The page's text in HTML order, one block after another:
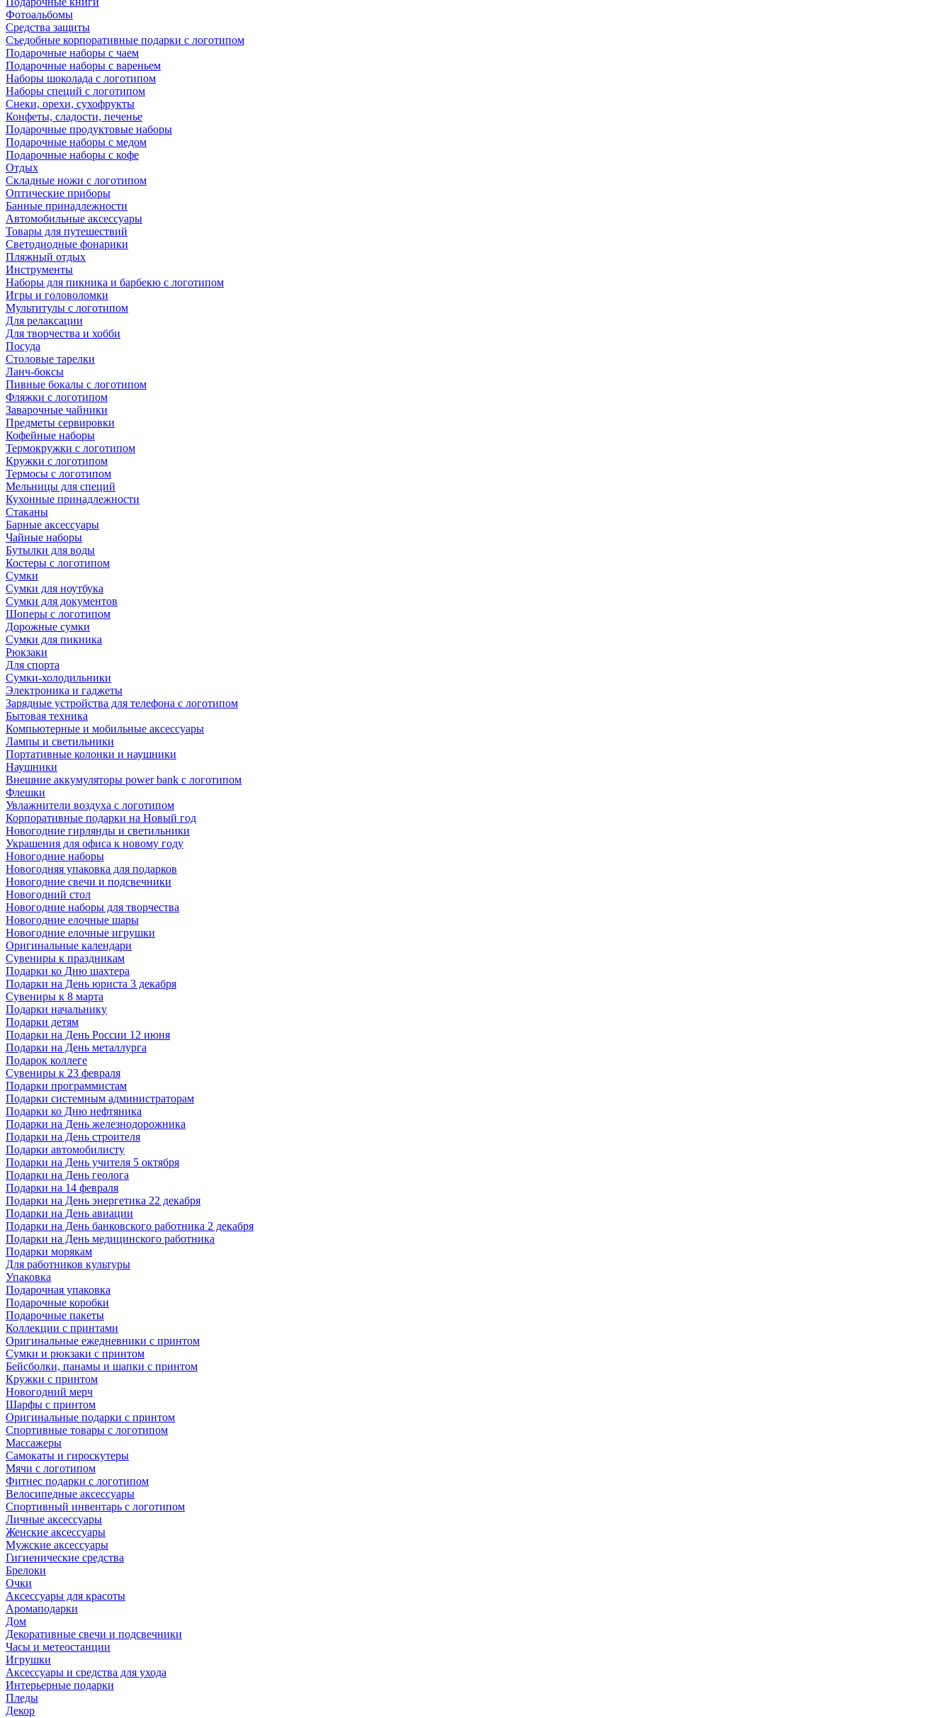
Фотоальбомы
Средства защиты
Съедобные корпоративные подарки с логотипом
Подарочные наборы с чаем
Подарочные наборы с вареньем
Наборы шоколада с логотипом
Наборы специй с логотипом
Снеки, орехи, сухофрукты
Конфеты, сладости, печенье
Подарочные продуктовые наборы
Подарочные наборы с медом
Подарочные наборы с кофе
Отдых
Складные ножи с логотипом
Оптические приборы
Банные принадлежности
Автомобильные аксессуары
Товары для путешествий
Светодиодные фонарики
Пляжный отдых
Инструменты
Наборы для пикника и барбекю с логотипом
Игры и головоломки
Мультитулы с логотипом
Для релаксации
Для творчества и хобби
Посуда
Столовые тарелки
Ланч-боксы
Пивные бокалы с логотипом
Фляжки с логотипом
Заварочные чайники
Предметы сервировки
Кофейные наборы
Термокружки с логотипом
Кружки с логотипом
Термосы с логотипом
Мельницы для специй
Кухонные принадлежности
Стаканы
Барные аксессуары
Чайные наборы
Бутылки для воды
Костеры с логотипом
Сумки
Сумки для ноутбука
Сумки для документов
Шоперы с логотипом
Дорожные сумки
Сумки для пикника
Рюкзаки
Для спорта
Сумки-холодильники
Электроника и гаджеты
Зарядные устройства для телефона с логотипом
Бытовая техника
Компьютерные и мобильные аксессуары
Лампы и светильники
Портативные колонки и наушники
Наушники
Внешние аккумуляторы power bank с логотипом
Флешки
Увлажнители воздуха с логотипом
Корпоративные подарки на Новый год
Новогодние гирлянды и светильники
Украшения для офиса к новому году
Новогодние наборы
Новогодняя упаковка для подарков
Новогодние свечи и подсвечники
Новогодний стол
Новогодние наборы для творчества
Новогодние елочные шары
Новогодние елочные игрушки
Оригинальные календари
Сувениры к праздникам
Подарки ко Дню шахтера
Подарки на День юриста 3 декабря
Сувениры к 8 марта
Подарки начальнику
Подарки детям
Подарки на День России 12 июня
Подарки на День металлурга
Подарок коллеге
Сувениры к 23 февраля
Подарки программистам
Подарки системным администраторам
Подарки ко Дню нефтяника
Подарки на День железнодорожника
Подарки на День строителя
Подарки автомобилисту
Подарки на День учителя 5 октября
Подарки на День геолога
Подарки на 14 февраля
Подарки на День энергетика 22 декабря
Подарки на День авиации
Подарки на День банковского работника 2 декабря
Подарки на День медицинского работника
Подарки морякам
Для работников культуры
Упаковка
Подарочная упаковка
Подарочные коробки
Подарочные пакеты
Коллекции с принтами
Оригинальные ежедневники с принтом
Сумки и рюкзаки с принтом
Бейсболки, панамы и шапки с принтом
Кружки с принтом
Новогодний мерч
Шарфы с принтом
Оригинальные подарки с принтом
Спортивные товары с логотипом
Массажеры
Самокаты и гироскутеры
Мячи с логотипом
Фитнес подарки с логотипом
Велосипедные аксессуары
Спортивный инвентарь с логотипом
Личные аксессуары
Женские аксессуары
Мужские аксессуары
Гигиенические средства
Брелоки
Очки
Аксессуары для красоты
Аромаподарки
Дом
Декоративные свечи и подсвечники
Часы и метеостанции
Игрушки
Аксессуары и средства для ухода
Интерьерные подарки
Пледы
Декор